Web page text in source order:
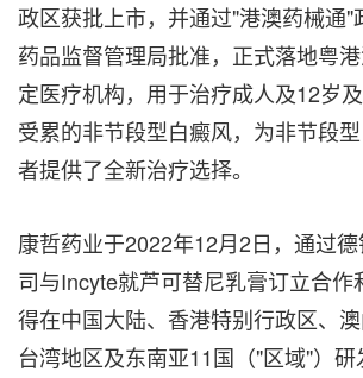
政区获批上市，并通过"港澳药械通"
药品监督管理局批准，正式落地粤
定医疗机构，用于治疗成人及12岁
受累的非节段型白癜风，为非节段
者提供了全新治疗选择。
康哲药业于2022年12月2日，通过
司与Incyte就芦可替尼乳膏订立合作
得在中国大陆、香港特别行政区、澳
台湾地区及东南亚11国（"区域"）